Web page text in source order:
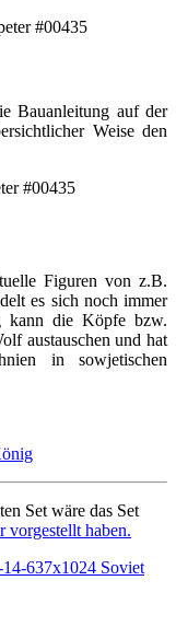
Bauanleitung auf der
Weise den
Figuren von z.B.
es sich noch immer
kann die Köpfe bzw.
austauschen und hat
in sowjetischen
Set wäre das Set
vorgestellt haben.